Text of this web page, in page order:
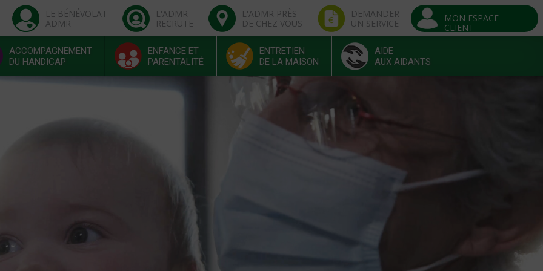
LE BÉNÉVOLAT
ADMR
L'ADMR
RECRUTE
L'ADMR PRÈS
DE CHEZ VOUS
DEMANDER
UN SERVICE
MON ESPACE
CLIENT
ACCOMPAGNEMENT
DU HANDICAP
ENFANCE ET
PARENTALITÉ
ENTRETIEN
DE LA MAISON
AIDE
AUX AIDANTS